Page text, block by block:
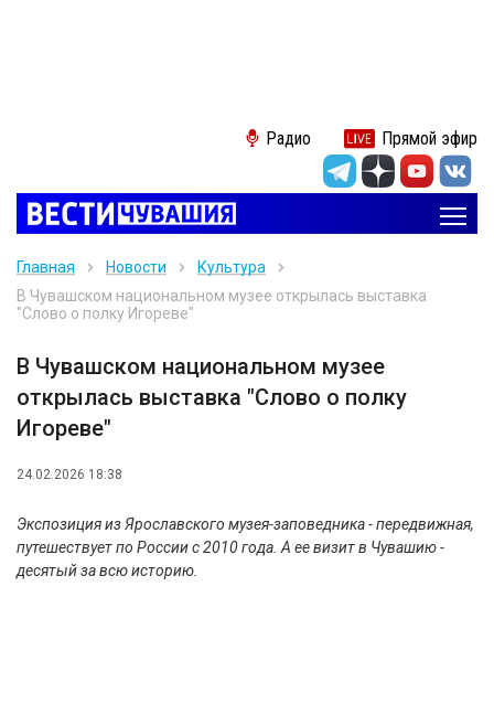
Радио Прямой эфир
Главная Новости
Культура
В Чувашском национальном музее открылась выставка
"Слово о полку Игореве"
В Чувашском национальном музее
открылась выставка "Слово о полку
Игореве"
24.02.2026 18:38
Экспозиция из Ярославского музея-заповедника - передвижная,
путешествует по России с 2010 года. А ее визит в Чувашию -
десятый за всю историю.